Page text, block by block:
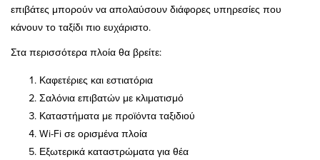
επιβάτες μπορούν να απολαύσουν διάφορες υπηρεσίες που
κάνουν το ταξίδι πιο ευχάριστο.
Στα περισσότερα πλοία θα βρείτε:
Καφετέριες και εστιατόρια
Σαλόνια επιβατών με κλιματισμό
Καταστήματα με προϊόντα ταξιδιού
Wi-Fi σε ορισμένα πλοία
Εξωτερικά καταστρώματα για θέα